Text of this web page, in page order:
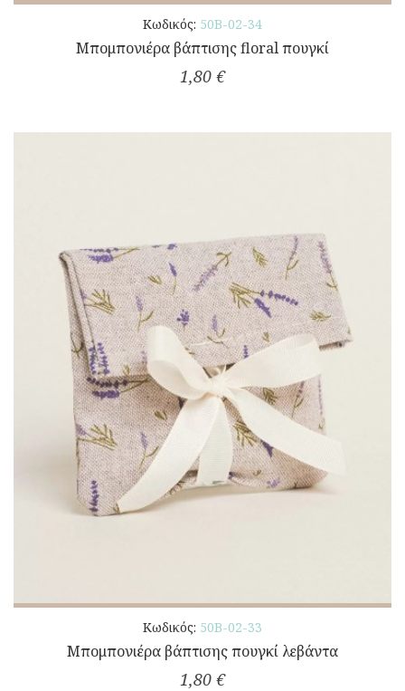
Κωδικός: 50Β-02-34
Μπομπονιέρα βάπτισης floral πουγκί
1,80 €
Κωδικός: 50Β-02-33
Μπομπονιέρα βάπτισης πουγκί λεβάντα
1,80 €